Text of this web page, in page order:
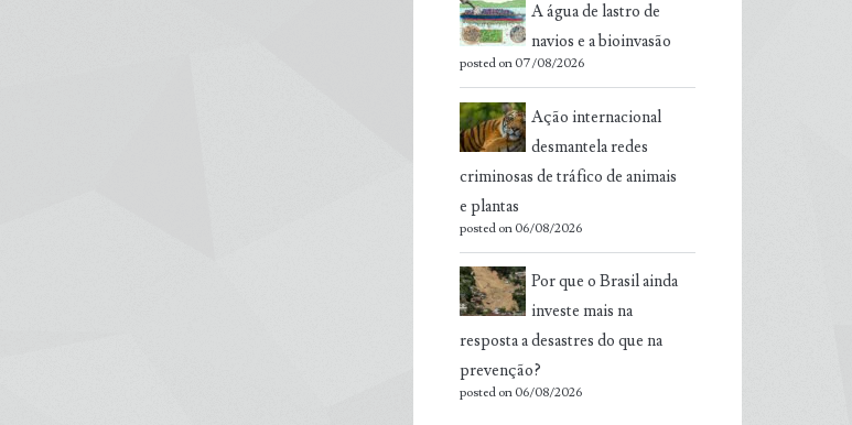
A água de lastro de
navios e a bioinvasão
posted on 07/08/2026
Ação internacional
desmantela redes
criminosas de tráfico de animais
e plantas
posted on 06/08/2026
Por que o Brasil ainda
investe mais na
resposta a desastres do que na
prevenção?
posted on 06/08/2026